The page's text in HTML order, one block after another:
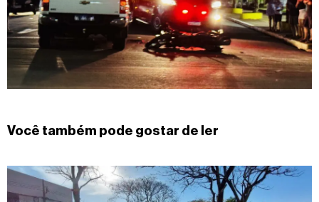
Você também pode gostar de ler